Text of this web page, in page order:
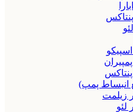
انبساط پمپ)
زیلمت
لئو